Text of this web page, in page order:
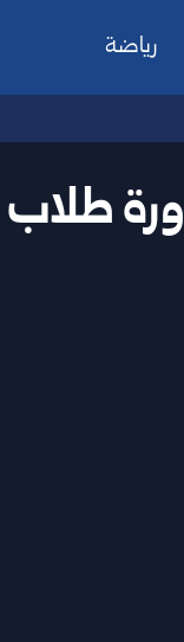
رياضة
طلاب